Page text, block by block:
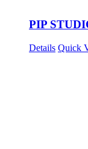
PIP
Details Quick